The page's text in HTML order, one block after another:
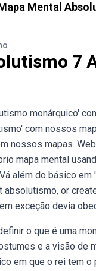
Mental
7
monárquico'
com nossos
nossos mapas.
mapa mental
além do básico
or
exceção devia
o que é uma
e a visão de
em que o rei tem